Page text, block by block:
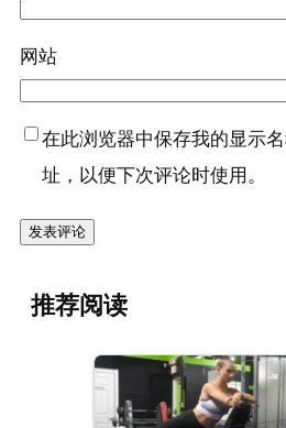
网站
在此浏览器中保存我的显示
址，以便下次评论时使用。
推荐阅读